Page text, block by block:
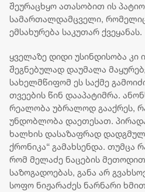
შეურაცხყო ათასობით ის
სამართალდამცველი,
ემსახურება საკუთარ ქვეყანას.
ყველაზე დიდი უსინდისობა კი
შეგნებულად დაუმალა
სახელმწიფომ ეს საქმე
თვეების წინ დააპატიმრა.
რეალობა უბრალოდ გააქრეს,
უნდობლობა დაეთესათ.
ხალხის დასაზაფრად
ქრონიკა“ გამახსენდა. თუმცა
რომ მელაძე ნაცების
საზოგადოებას, განა არ
სოფო ნიჟარაძეს ნარნარი